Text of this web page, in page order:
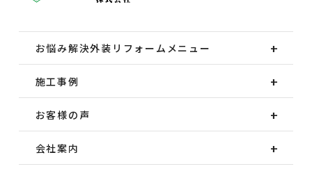
お悩み解決外装 リフォームメニュー
施工事例
お客様の声
会社案内